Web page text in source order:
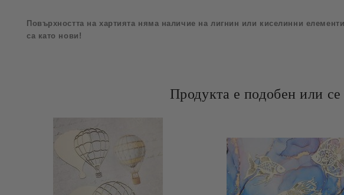
Повърхността на хартията няма наличие на лигнин или киселинни
са като нови!
Продукта е подобен или